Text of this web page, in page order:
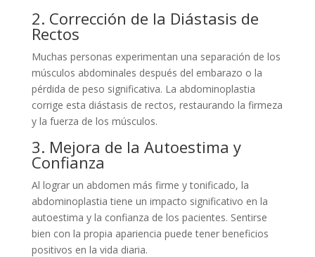
2. Corrección de la Diástasis de
Rectos
Muchas personas experimentan una separación de los
músculos abdominales después del embarazo o la
pérdida de peso significativa. La abdominoplastia
corrige esta diástasis de rectos, restaurando la firmeza
y la fuerza de los músculos.
3. Mejora de la Autoestima y
Confianza
Al lograr un abdomen más firme y tonificado, la
abdominoplastia tiene un impacto significativo en la
autoestima y la confianza de los pacientes. Sentirse
bien con la propia apariencia puede tener beneficios
positivos en la vida diaria.